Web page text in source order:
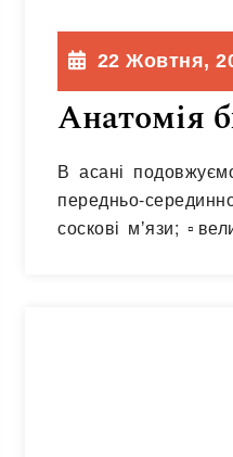
22 Жовтня,
Анатомія
В асані
передньо-
соскові мʼязи;